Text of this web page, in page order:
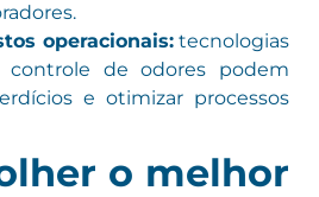
operacionais:tecnologias
controle de odores podem
e otimizar processos
o melhor